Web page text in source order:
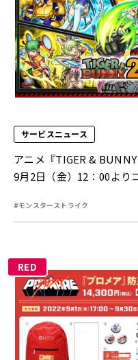
サービスニュース
アニメ『TIGER &
9月2日（金）12：00より
#モンスターストライク
RED